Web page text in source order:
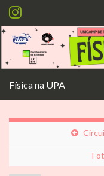
Search
Física na UPA